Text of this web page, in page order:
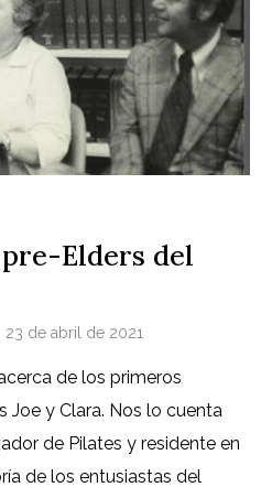
Elders del
23 de abril de 2021
de los primeros
Joe y Clara. Nos lo cuenta
de Pilates y residente en
de los entusiastas del